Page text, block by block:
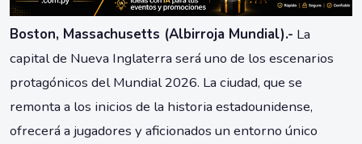
Boston, Massachusetts (Albirroja Mundial).- La
capital de Nueva Inglaterra será uno de los escenarios
protagónicos del Mundial 2026. La ciudad, que se
remonta a los inicios de la historia estadounidense,
ofrecerá a jugadores y aficionados un entorno único